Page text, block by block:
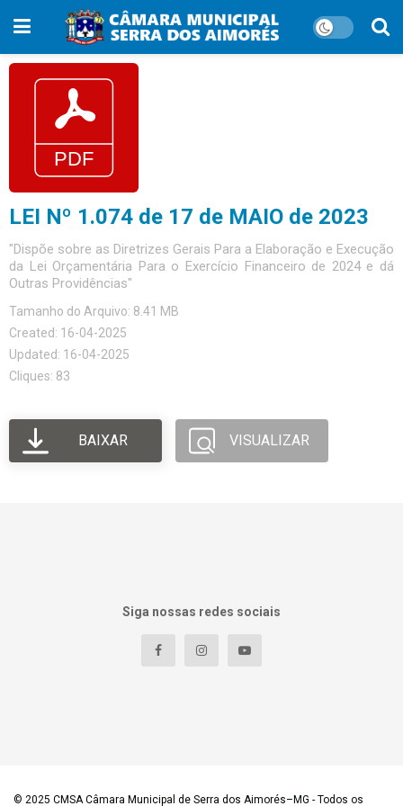
LEI Nº 1.074 de 17 de MAIO de 2023
"Dispõe sobre as Diretrizes Gerais Para a Elaboração e Execução
da Lei Orçamentária Para o Exercício Financeiro de 2024 e dá
Outras Providências"
Tamanho do Arquivo: 8.41 MB
Created: 16-04-2025
Updated: 16-04-2025
Cliques: 83
BAIXAR VISUALIZAR
Siga nossas redes sociais
© 2025 CMSA Câmara Municipal de Serra dos Aimorés–MG - Todos os